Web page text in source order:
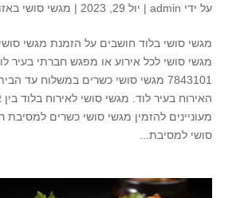
על ידי admin
| יול 29, 2023 | מגשי סושי
מגשי סושי בלוד חושבים על הזמנת מגשי
7843101 מגשי סושי כשרים במשלוח עד
האירוח בעיר לוד. מגשי סושי לאירוח בלוד
מעוניינים להזמין מגשי סושי כשרים למסיבת
סושי למסיבת...